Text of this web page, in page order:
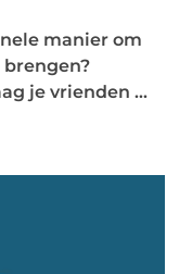
manier om
je vrienden ...